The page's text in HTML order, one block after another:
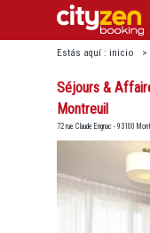
Estás aquí : inicio >
séjours & affaires st
Séjours &
Montreuil
72 rue Claude Erignac - 93100